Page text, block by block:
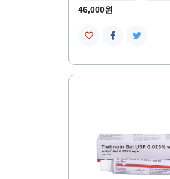
46,000원